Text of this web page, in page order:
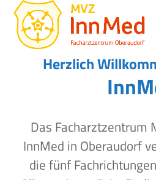
Skip
content
Open
mobile
menu
Close
mobile
menu
Herzlich
Das Facharztzentrum
InnMed in Oberaudorf
die fünf